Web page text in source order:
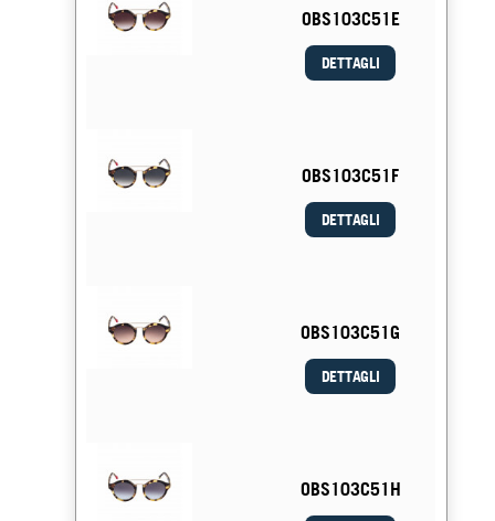
OBS103C51E
DETTAGLI
OBS103C51F
DETTAGLI
OBS103C51G
DETTAGLI
OBS103C51H